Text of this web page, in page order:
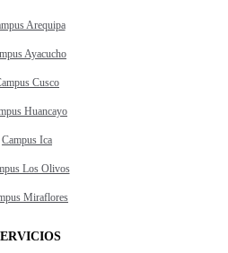
Arequipa
Ayacucho
Cusco
Huancayo
Campus Ica
Los Olivos
Miraflores